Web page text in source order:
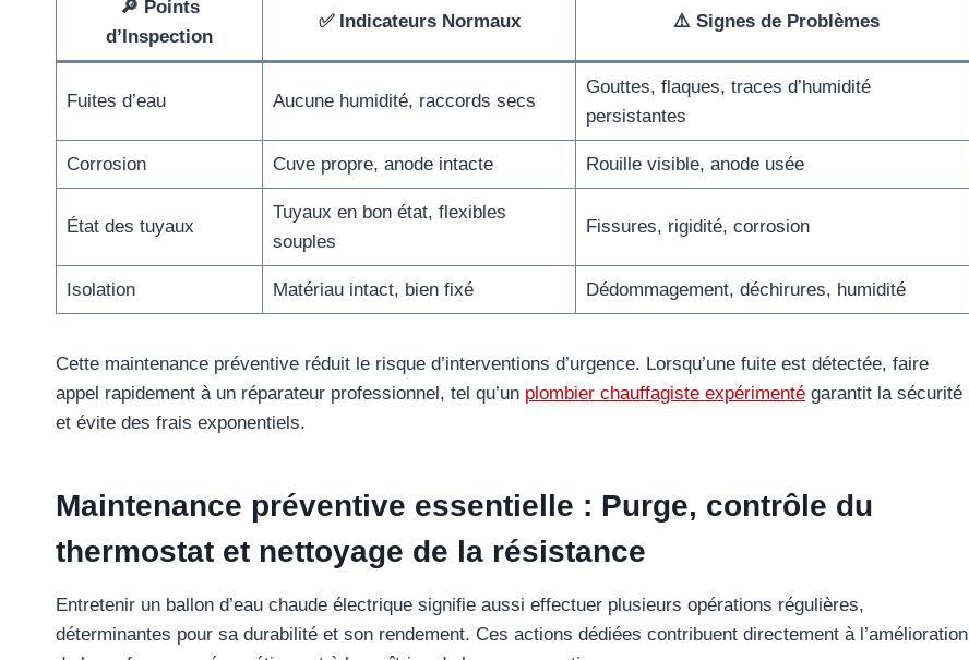
🔎 Points
d’Inspection
✅ Indicateurs Normaux ⚠️ Signes de Problèmes
Fuites d’eau Aucune humidité, raccords secs
Gouttes, flaques, traces d’humidité
persistantes
Corrosion Cuve propre, anode intacte Rouille visible, anode usée
État des tuyaux
Tuyaux en bon état, flexibles
souples
Fissures, rigidité, corrosion
Isolation Matériau intact, bien fixé Dédommagement, déchirures, humidité
Cette maintenance préventive réduit le risque d’interventions d’urgence. Lorsqu’une fuite est détectée, faire
appel rapidement à un réparateur professionnel, tel qu’un plombier chauffagiste expérimenté garantit la sécurité
et évite des frais exponentiels.
Maintenance préventive essentielle : Purge, contrôle du
thermostat et nettoyage de la résistance
Entretenir un ballon d’eau chaude électrique signifie aussi effectuer plusieurs opérations régulières,
déterminantes pour sa durabilité et son rendement. Ces actions dédiées contribuent directement à l’amélioration